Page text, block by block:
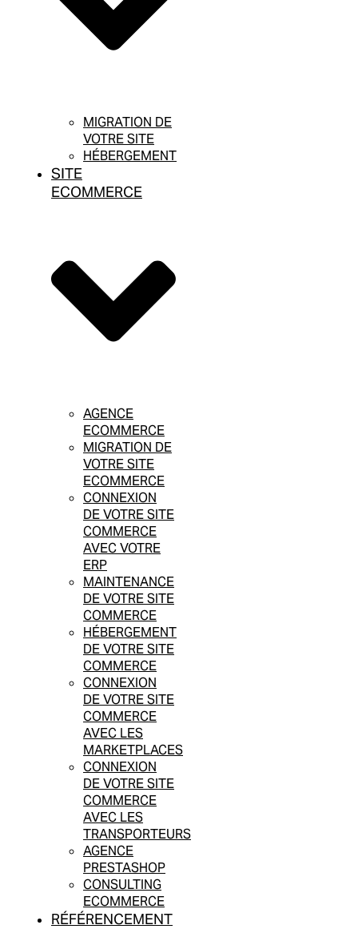
MIGRATION DE
VOTRE SITE
HÉBERGEMENT
SITE
ECOMMERCE
AGENCE
ECOMMERCE
MIGRATION DE
VOTRE SITE
ECOMMERCE
CONNEXION
DE VOTRE SITE
COMMERCE
AVEC VOTRE
ERP
MAINTENANCE
DE VOTRE SITE
COMMERCE
HÉBERGEMENT
DE VOTRE SITE
COMMERCE
CONNEXION
DE VOTRE SITE
COMMERCE
AVEC LES
MARKETPLACES
CONNEXION
DE VOTRE SITE
COMMERCE
AVEC LES
TRANSPORTEURS
AGENCE
PRESTASHOP
CONSULTING
ECOMMERCE
RÉFÉRENCEMENT